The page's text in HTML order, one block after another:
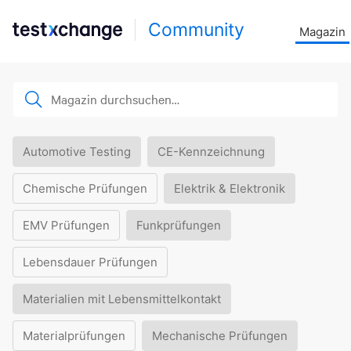
Community Magazin
Automotive Testing CE-Kennzeichnung
Chemische Prüfungen Elektrik & Elektronik
EMV Prüfungen Funkprüfungen
Lebensdauer Prüfungen
Materialien mit Lebensmittelkontakt
Materialprüfungen Mechanische Prüfungen